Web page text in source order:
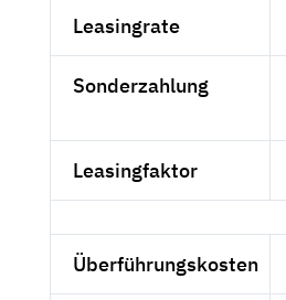
Leasingrate
Sonderzahlung
Leasingfaktor
Überführungskosten